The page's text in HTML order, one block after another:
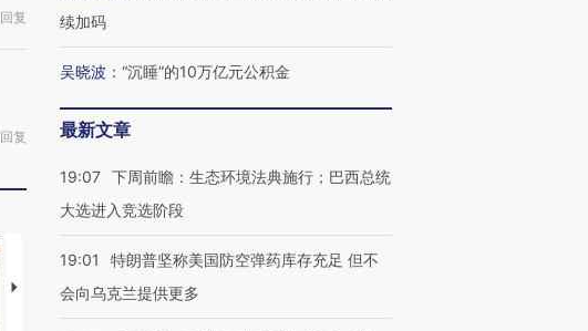
回复
回复
马航飞行员跨国走私7万
视线｜被称为“蟑螂”的印
续加码
吴晓波 ： “沉睡”的10万亿元公积金
最新文章
19:07 下周前瞻：生态环境法典施行；巴西总统
大选进入竞选阶段
19:01
特朗普坚称美国防空弹药库存充足 但不
会向乌克兰提供更多